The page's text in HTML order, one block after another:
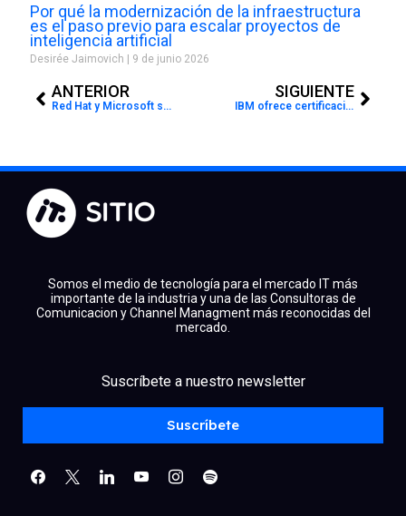
Por qué la modernización de la infraestructura
es el paso previo para escalar proyectos de
inteligencia artificial
Desirée Jaimovich 9 de junio 2026
ANTERIOR
Red Hat y Microsoft se unen para brindarle a Andreani una solución de autoservicios
SIGUIENTE
IBM ofrece certificación para desarrolladores cuánticos de la industria
Somos el medio de tecnología para el mercado IT más
importante de la industria y una de las Consultoras de
Comunicacion y Channel Managment más reconocidas del
mercado.
Suscríbete a nuestro newsletter
Suscríbete
linkedinyoutubeinstagram
spotify